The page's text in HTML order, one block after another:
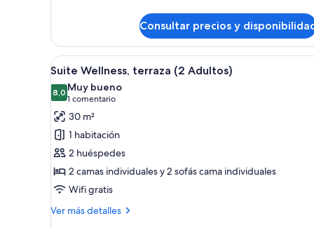
y
niño)
vistas
la
piscina
(3
adultos
y
niño)
Consultar precios y
Abrir
todas
las
fotos
de
Suite
Wellness,
terraza
(2
Adultos)
Un balcón con vistas a la
5
Suite Wellness, terraza (2 Adultos)
8,08,0 de 10
Muy bueno
1 comentario
(1 comentario)
30 m²
1 habitación
2 huéspedes
2 camas individuales y 2 sofás cama individuales
Wifi gratis
Ver más detalles
Más